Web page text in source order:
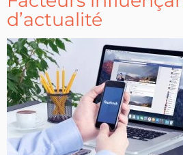
d’actualité